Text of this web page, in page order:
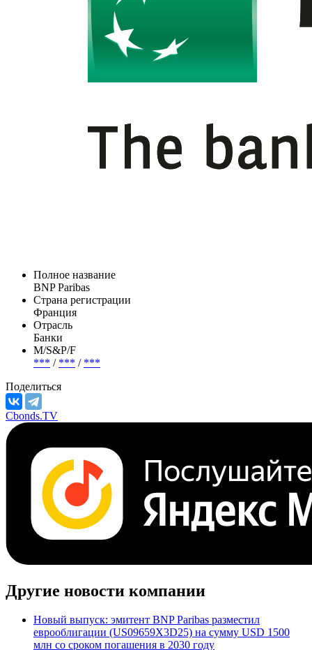
Полное название
BNP Paribas
Страна регистрации
Франция
Отрасль
Банки
М/S&P/F
*** / *** / ***
Поделиться
Cbonds.TV
Другие новости компании
Новый выпуск: эмитент BNP Paribas разместил
еврооблигации (US09659X3D25) на сумму USD 1500
млн со сроком погашения в 2030 году